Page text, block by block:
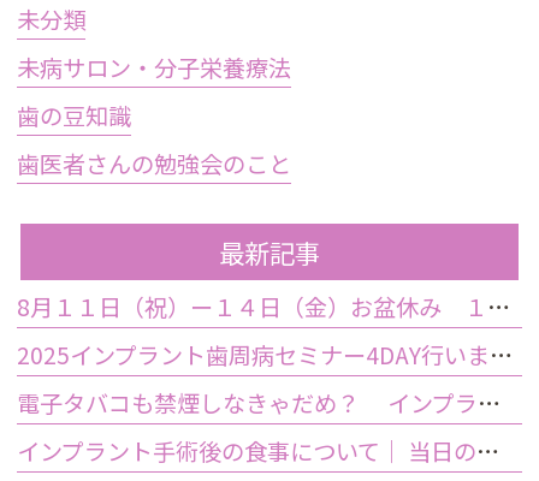
未分類
未病サロン・分子栄養療法
歯の豆知識
歯医者さんの勉強会のこと
最新記事
8月１１日（祝）ー１４日（金）お盆休み １５日土曜日から診療しております
2025インプラント歯周病セミナー4DAY行いました
電子タバコも禁煙しなきゃだめ？ インプラント手術前後の喫煙が及ぼす影響とは？
インプラント手術後の食事について｜ 当日の注意点・いつから普通の食事ができる？